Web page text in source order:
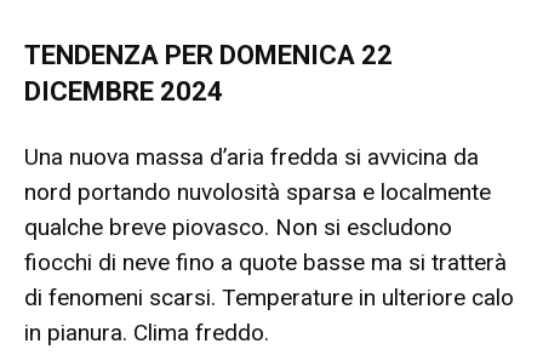
TENDENZA PER DOMENICA 22
DICEMBRE 2024
Una nuova massa d’aria fredda si avvicina da
nord portando nuvolosità sparsa e localmente
qualche breve piovasco. Non si escludono
fiocchi di neve fino a quote basse ma si tratterà
di fenomeni scarsi. Temperature in ulteriore calo
in pianura. Clima freddo.